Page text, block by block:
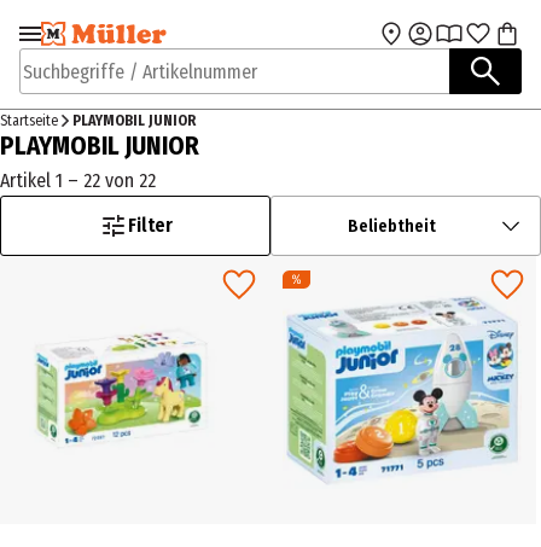
Zur Navigation
springen
Zum Hauptinhalt
Suchbegriffe / Artikelnummer
Startseite PLAYMOBIL JUNIOR
PLAYMOBIL JUNIOR
Artikel 1 – 22 von 22
Filter
Beliebtheit